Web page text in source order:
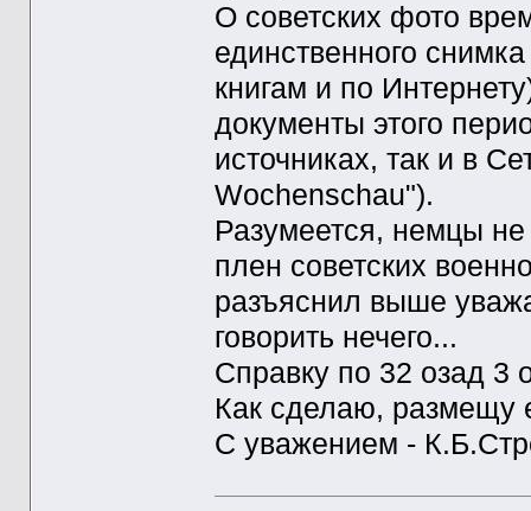
О советских фото
единственного
книгам и по
документы этого
источниках, так и в
Wochenschau").
Разумеется, немцы
плен советских
разъяснил выше
говорить нечего...
Справку по 32 озад 3
Как сделаю, размещу
С уважением -